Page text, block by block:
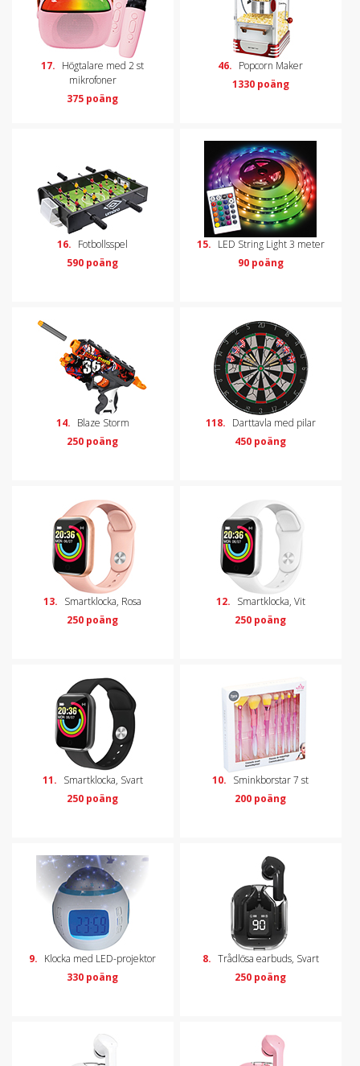
17. Högtalare med 2 st
mikrofoner
375 poäng
46. Popcorn Maker
1330 poäng
16. Fotbollsspel
590 poäng
15. LED String Light 3 meter
90 poäng
14. Blaze Storm
250 poäng
118. Darttavla med pilar
450 poäng
13. Smartklocka, Rosa
250 poäng
12. Smartklocka, Vit
250 poäng
11. Smartklocka, Svart
250 poäng
10. Sminkborstar 7 st
200 poäng
9. Klocka med LED-projektor
330 poäng
8. Trådlösa earbuds, Svart
250 poäng